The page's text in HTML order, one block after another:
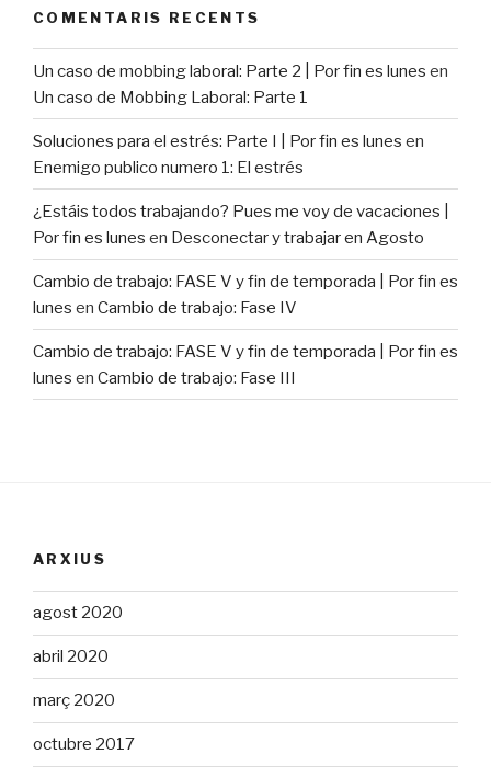
COMENTARIS RECENTS
Un caso de mobbing laboral: Parte 2 | Por fin es lunes en
Un caso de Mobbing Laboral: Parte 1
Soluciones para el estrés: Parte I | Por fin es lunes en
Enemigo publico numero 1: El estrés
¿Estáis todos trabajando? Pues me voy de vacaciones |
Por fin es lunes en Desconectar y trabajar en Agosto
Cambio de trabajo: FASE V y fin de temporada | Por fin es
lunes en Cambio de trabajo: Fase IV
Cambio de trabajo: FASE V y fin de temporada | Por fin es
lunes en Cambio de trabajo: Fase III
ARXIUS
agost 2020
abril 2020
març 2020
octubre 2017